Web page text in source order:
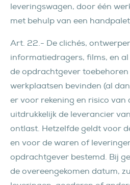
leveringswagen, door één
met behulp van een
Art. 22.- De clichés,
informatiedragers, films, en
de opdrachtgever toebehoren
werkplaatsen bevinden (al
er voor rekening en risico van
uitdrukkelijk de leverancier
ontlast. Hetzelfde geldt voor
en voor de waren of
opdrachtgever bestemd. Bij
de overeengekomen datum,